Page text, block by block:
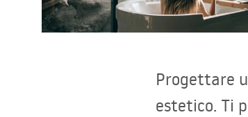
Set di vaso WC e bidet
Vasche da bagno e schermi vasca
Progettare
estetico. Ti